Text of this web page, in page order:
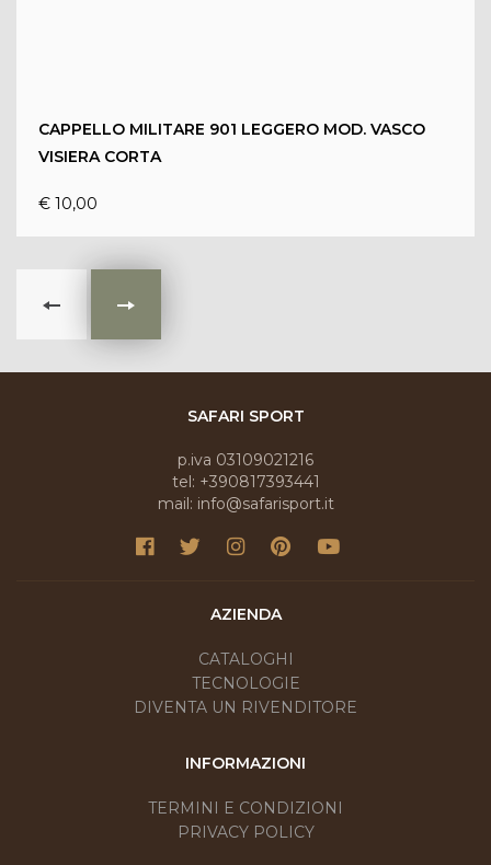
CAPPELLO MILITARE 901 LEGGERO MOD. VASCO
VISIERA CORTA
€ 10,00
SAFARI SPORT
p.iva 03109021216
tel: +390817393441
mail: info@safarisport.it
AZIENDA
CATALOGHI
TECNOLOGIE
DIVENTA UN RIVENDITORE
INFORMAZIONI
TERMINI E CONDIZIONI
PRIVACY POLICY